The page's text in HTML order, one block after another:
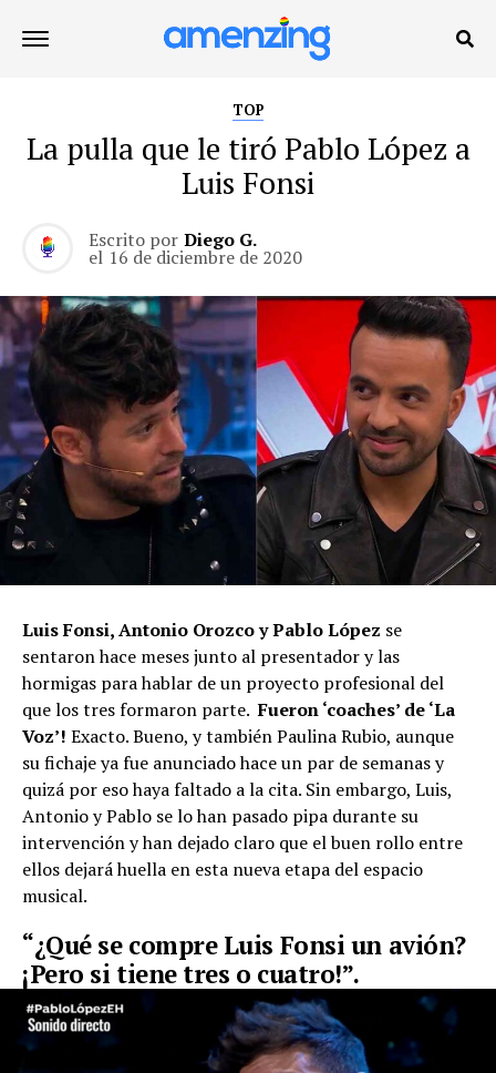
TOP
La pulla que le tiró Pablo López a
Luis Fonsi
Escrito por Diego G.
el 16 de diciembre de 2020
Luis Fonsi, Antonio Orozco y Pablo López se
sentaron hace meses junto al presentador y las
hormigas para hablar de un proyecto profesional del
que los tres formaron parte. Fueron ‘coaches’ de ‘La
Voz’! Exacto. Bueno, y también Paulina Rubio, aunque
su fichaje ya fue anunciado hace un par de semanas y
quizá por eso haya faltado a la cita. Sin embargo, Luis,
Antonio y Pablo se lo han pasado pipa durante su
intervención y han dejado claro que el buen rollo entre
ellos dejará huella en esta nueva etapa del espacio
musical.
“¿Qué se compre Luis Fonsi un avión?
¡Pero si tiene tres o cuatro!”.